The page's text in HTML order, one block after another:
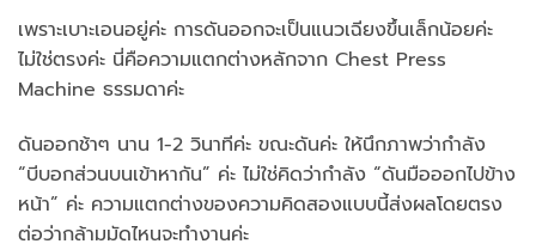
เพราะเบาะเอนอยู่ค่ะ การดันออกจะเป็นแนวเฉียงขึ้นเล็กน้อยค่ะ
ไม่ใช่ตรงค่ะ นี่คือความแตกต่างหลักจาก Chest Press
Machine ธรรมดาค่ะ
ดันออกช้าๆ นาน 1-2 วินาทีค่ะ ขณะดันค่ะ ให้นึกภาพว่ากำลัง
“บีบอกส่วนบนเข้าหากัน” ค่ะ ไม่ใช่คิดว่ากำลัง “ดันมือออกไปข้าง
หน้า” ค่ะ ความแตกต่างของความคิดสองแบบนี้ส่งผลโดยตรง
ต่อว่ากล้ามมัดไหนจะทำงานค่ะ